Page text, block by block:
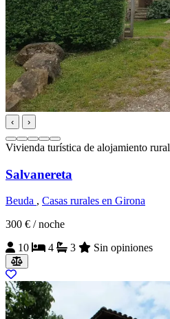
‹ ›
Vivienda turística de alojamiento rural
Salvanereta
Beuda , Casas rurales en Girona
300 € / noche
10
4 3 Sin opiniones